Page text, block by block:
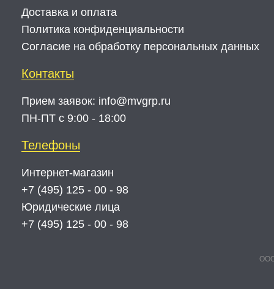
Доставка и оплата
Политика конфиденциальности
Согласие на обработку персональных данных
Контакты
Прием заявок: info@mvgrp.ru
ПН-ПТ с 9:00 - 18:00
Телефоны
Интернет-магазин
+7 (495) 125 - 00 - 98
Юридические лица
+7 (495) 125 - 00 - 98
ООО